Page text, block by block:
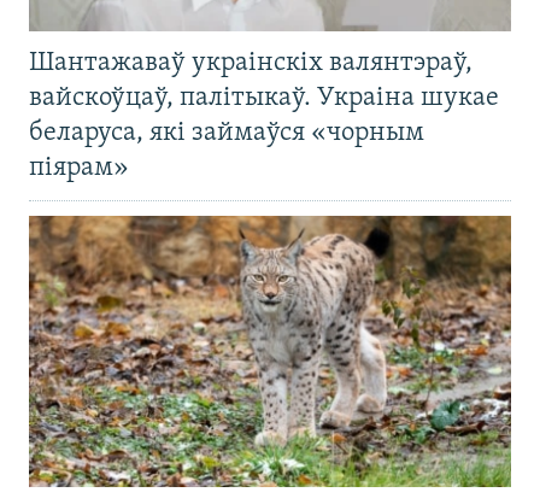
Шантажаваў украінскіх валянтэраў,
вайскоўцаў, палітыкаў. Украіна шукае
беларуса, які займаўся «чорным
піярам»